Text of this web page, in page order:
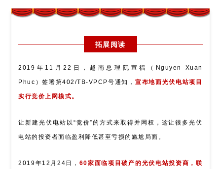
拓展阅读
2019年11月22日，越南总理阮宣福（Nguyen Xuan
Phuc）签署第402/TB-VPCP号通知， 宣布地面光伏电站项目
实行竞价上网模式。
让新建光伏电站以“竞价”的方式来取得并网权，这让很多光伏
电站的投资者面临盈利降低甚至亏损的尴尬局面。
2019年12月24日， 60家面临项目破产的光伏电站投资商，联